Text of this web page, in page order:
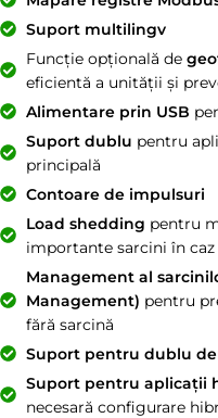
Suport multilingv
Funcție opțională de
eficientă a unității și
Alimentare prin USB
Suport dublu pentru
principală
Contoare de impulsuri
Load shedding pentru
importante sarcini în
Management al
Management) pentru
fără sarcină
Suport pentru dublu
Suport pentru aplicații
necesară configurare